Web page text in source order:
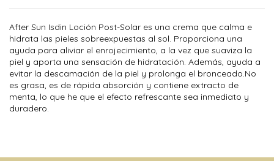
After Sun Isdin Loción Post-Solar es una crema que calma e
hidrata las pieles sobreexpuestas al sol. Proporciona una
ayuda para aliviar el enrojecimiento, a la vez que suaviza la
piel y aporta una sensación de hidratación. Además, ayuda a
evitar la descamación de la piel y prolonga el bronceado.No
es grasa, es de rápida absorción y contiene extracto de
menta, lo que he que el efecto refrescante sea inmediato y
duradero.